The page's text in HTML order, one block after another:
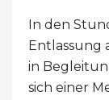
In den
Entlassung
in
sich einer